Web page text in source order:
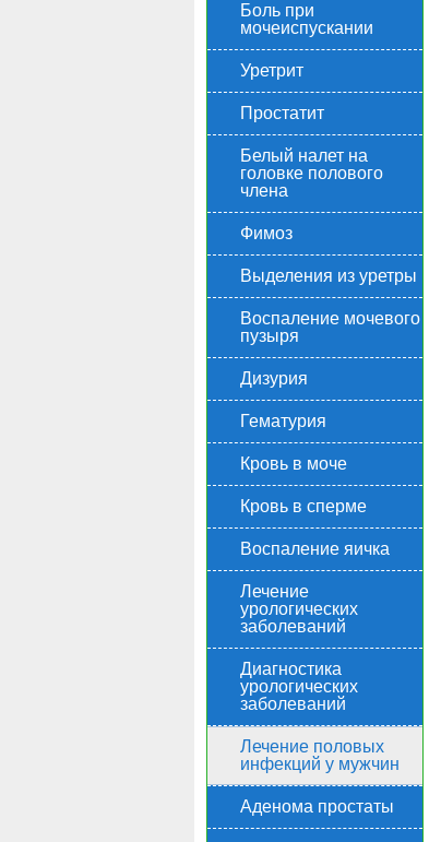
Боль при
мочеиспускании
Уретрит
Простатит
Белый налет на
головке полового
члена
Фимоз
Выделения из уретры
Воспаление мочевого
пузыря
Дизурия
Гематурия
Кровь в моче
Кровь в сперме
Воспаление яичка
Лечение
урологических
заболеваний
Диагностика
урологических
заболеваний
Лечение половых
инфекций у мужчин
Аденома простаты